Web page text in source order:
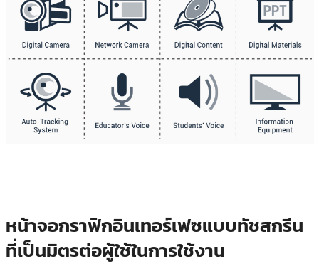
หน้าจอกราฟิกอินเทอร์เฟซแบบทัชสกรีน
ที่เป็นมิตรต่อผู้ใช้ในการใช้งาน